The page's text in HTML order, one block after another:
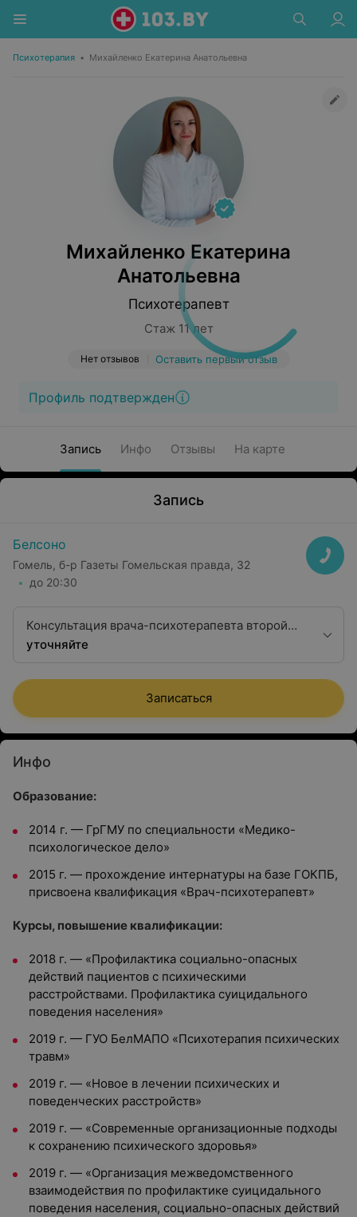
Психотерапия • Михайленко Екатерина Анатольевна
Михайленко Екатерина
Анатольевна
Психотерапевт
Стаж 11 лет
Нет отзывов Оставить первый отзыв
Профиль подтвержден
Запись Инфо Отзывы На карте
Запись
Белсоно
Гомель, б-р Газеты Гомельская правда, 32
до 20:30
Консультация врача-психотерапевта второй
квалификационной категории
уточняйте
Записаться
Инфо
Образование:
2014 г. — ГрГМУ по специальности «Медико-
психологическое дело»
2015 г. — прохождение интернатуры на базе ГОКПБ,
присвоена квалификация «Врач-психотерапевт»
Курсы, повышение квалификации:
2018 г. — «Профилактика социально-опасных
действий пациентов с психическими
расстройствами. Профилактика суицидального
поведения населения»
2019 г. — ГУО БелМАПО «Психотерапия психических
травм»
2019 г. — «Новое в лечении психических и
поведенческих расстройств»
2019 г. — «Современные организационные подходы
к сохранению психического здоровья»
2019 г. — «Организация межведомственного
взаимодействия по профилактике суицидального
поведения населения, социально-опасных действий